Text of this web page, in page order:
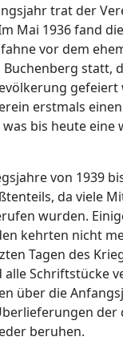
trat der
Mai 1936 fand
vor dem
Buchenberg statt,
gefeiert
erstmals
bis heute eine
von 1939
da viele
wurden.
kehrten nicht
Tagen des
Schriftstücke
über die
der
beruhen.